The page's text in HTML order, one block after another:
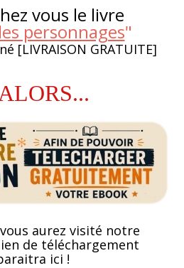
vous le livre
personnages"
[LIVRAISON GRATUITE]
aurez visité notre
de téléchargement
ici !